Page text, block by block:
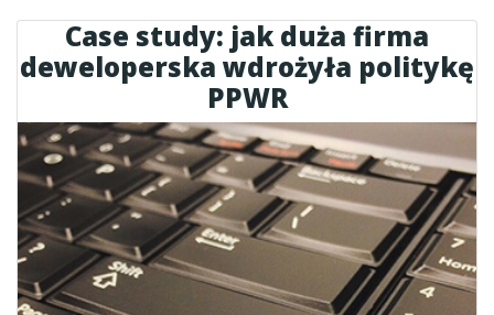
Case study: jak duża firma
deweloperska wdrożyła politykę
PPWR